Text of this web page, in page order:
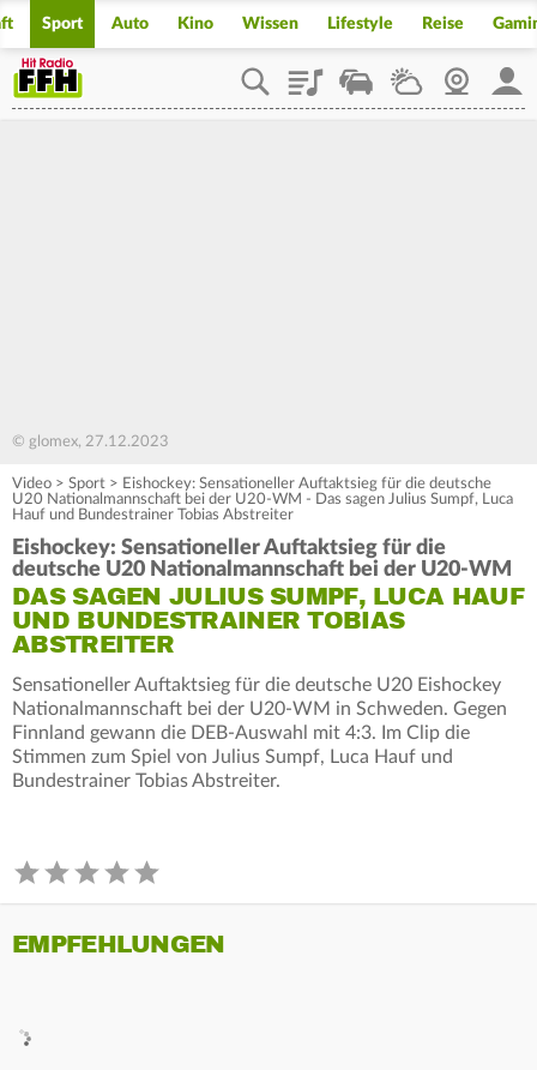
Sport Auto Kino Wissen Lifestyle Reise
PlaylistStaupilotWetterWebcam
© glomex, 27.12.2023
Video > Sport > Eishockey: Sensationeller Auftaktsieg für die deutsche
U20 Nationalmannschaft bei der U20-WM - Das sagen Julius Sumpf, Luca
Hauf und Bundestrainer Tobias Abstreiter
Eishockey: Sensationeller Auftaktsieg für die
deutsche U20 Nationalmannschaft bei der U20-WM
DAS SAGEN JULIUS SUMPF, LUCA HAUF
UND BUNDESTRAINER TOBIAS
ABSTREITER
Sensationeller Auftaktsieg für die deutsche U20 Eishockey
Nationalmannschaft bei der U20-WM in Schweden. Gegen
Finnland gewann die DEB-Auswahl mit 4:3. Im Clip die
Stimmen zum Spiel von Julius Sumpf, Luca Hauf und
Bundestrainer Tobias Abstreiter.
EMPFEHLUNGEN